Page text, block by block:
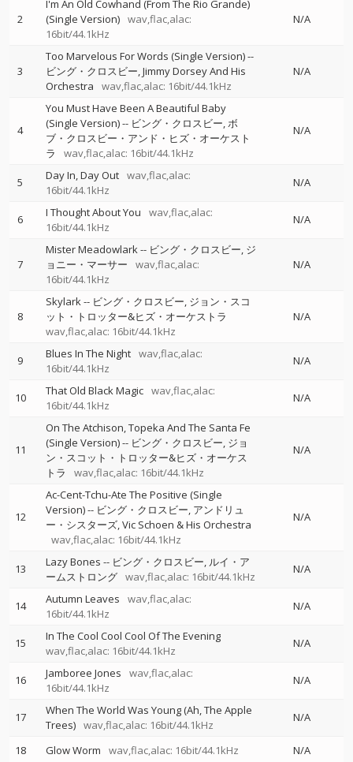
2
I'm An Old Cowhand (From The Rio Grande)
(Single Version) wav,flac,alac:
16bit/44.1kHz
N/A
3
Too Marvelous For Words (Single Version)--
ビング・クロスビー Jimmy Dorsey And His
Orchestra
wav,flac,alac: 16bit/44.1kHz
N/A
4
You Must Have Been A Beautiful Baby
(Single Version)-- ビング・クロスビー ボ
ブ・クロスビー・アンド・ヒズ・オーケスト
ラ
wav,flac,alac: 16bit/44.1kHz
N/A
5 Day In, Day Out wav,flac,alac:
16bit/44.1kHz
N/A
6 I Thought About You
wav,flac,alac:
16bit/44.1kHz
N/A
7
Mister Meadowlark-- ビング・クロスビー ジ
ョニー・マーサー
wav,flac,alac:
16bit/44.1kHz
N/A
8
Skylark-- ビング・クロスビー ジョン・スコ
ット・トロッター&ヒズ・オーケストラ
wav,flac,alac: 16bit/44.1kHz
N/A
9 Blues In The Night wav,flac,alac:
16bit/44.1kHz
N/A
10 That Old Black Magic wav,flac,alac:
16bit/44.1kHz
N/A
11
On The Atchison, Topeka And The Santa Fe
(Single Version)-- ビング・クロスビー ジョ
ン・スコット・トロッター&ヒズ・オーケス
トラ
wav,flac,alac: 16bit/44.1kHz
N/A
12
Ac-Cent-Tchu-Ate The Positive (Single
Version)-- ビング・クロスビー アンドリュ
ー・シスターズ Vic Schoen & His Orchestra
wav,flac,alac: 16bit/44.1kHz
N/A
13 Lazy Bones -- ビング・クロスビー ルイ・ア
ームストロング wav,flac,alac: 16bit/44.1kHz
N/A
14 Autumn Leaves
wav,flac,alac:
16bit/44.1kHz
N/A
15
In The Cool Cool Cool Of The Evening
wav,flac,alac: 16bit/44.1kHz
N/A
16 Jamboree Jones
wav,flac,alac:
16bit/44.1kHz
N/A
17
When The World Was Young (Ah, The Apple
Trees) wav,flac,alac: 16bit/44.1kHz
N/A
18 Glow Worm wav,flac,alac: 16bit/44.1kHz N/A